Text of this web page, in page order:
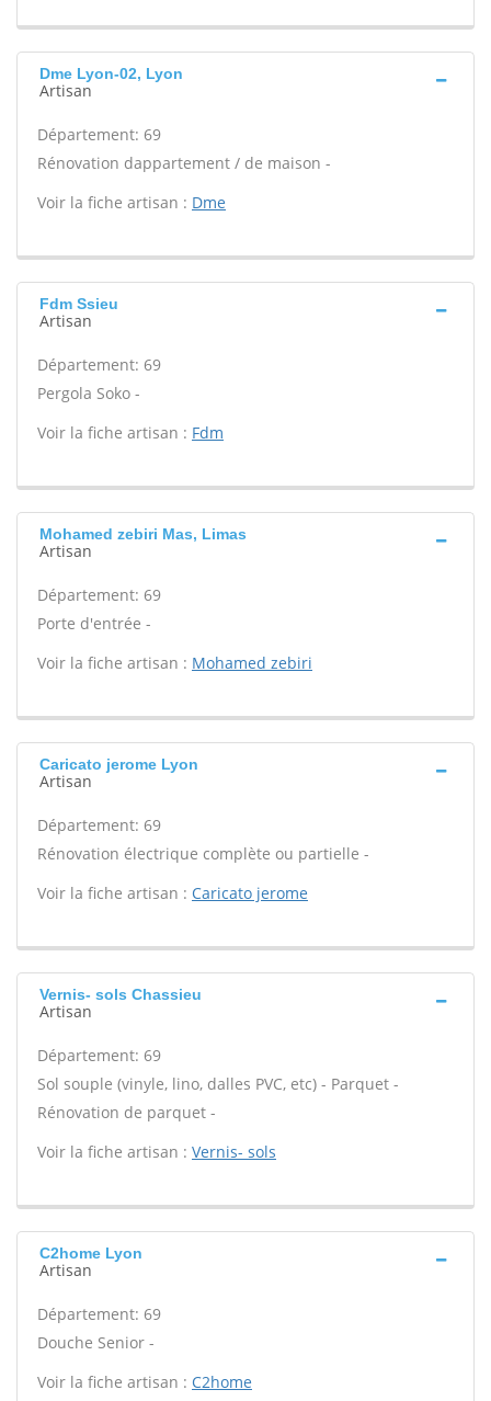
Dme Lyon-02, Lyon
Artisan
Département: 69
Rénovation dappartement / de maison -
Voir la fiche artisan : Dme
Fdm Ssieu
Artisan
Département: 69
Pergola Soko -
Voir la fiche artisan : Fdm
Mohamed zebiri Mas, Limas
Artisan
Département: 69
Porte d'entrée -
Voir la fiche artisan : Mohamed zebiri
Caricato jerome Lyon
Artisan
Département: 69
Rénovation électrique complète ou partielle -
Voir la fiche artisan : Caricato jerome
Vernis- sols Chassieu
Artisan
Département: 69
Sol souple (vinyle, lino, dalles PVC, etc) - Parquet -
Rénovation de parquet -
Voir la fiche artisan : Vernis- sols
C2home Lyon
Artisan
Département: 69
Douche Senior -
Voir la fiche artisan : C2home